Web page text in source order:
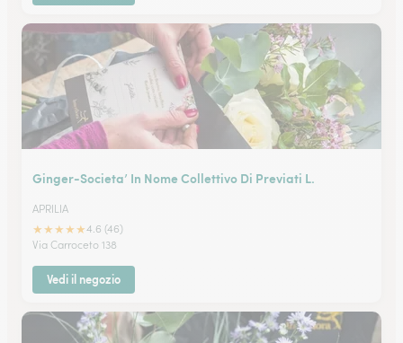
Ginger-Societa’ In Nome Collettivo Di Previati L.
APRILIA
★★★★★4.6 (46)
Via Carroceto 138
Vedi il negozio